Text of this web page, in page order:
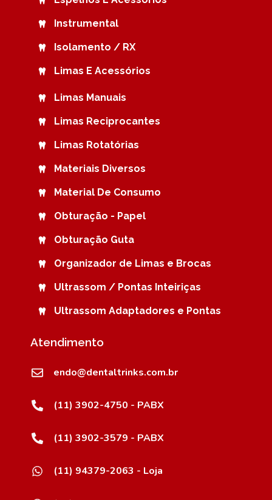
Instrumental
Isolamento / RX
Limas E Acessórios
Limas Manuais
Limas Reciprocantes
Limas Rotatórias
Materiais Diversos
Material De Consumo
Obturação - Papel
Obturação Guta
Organizador de Limas e Brocas
Ultrassom / Pontas Inteiriças
Ultrassom Adaptadores e Pontas
Atendimento
endo@dentaltrinks.com.br
(11) 3902-4750 - PABX
(11) 3902-3579 - PABX
(11) 94379-2063 - Loja